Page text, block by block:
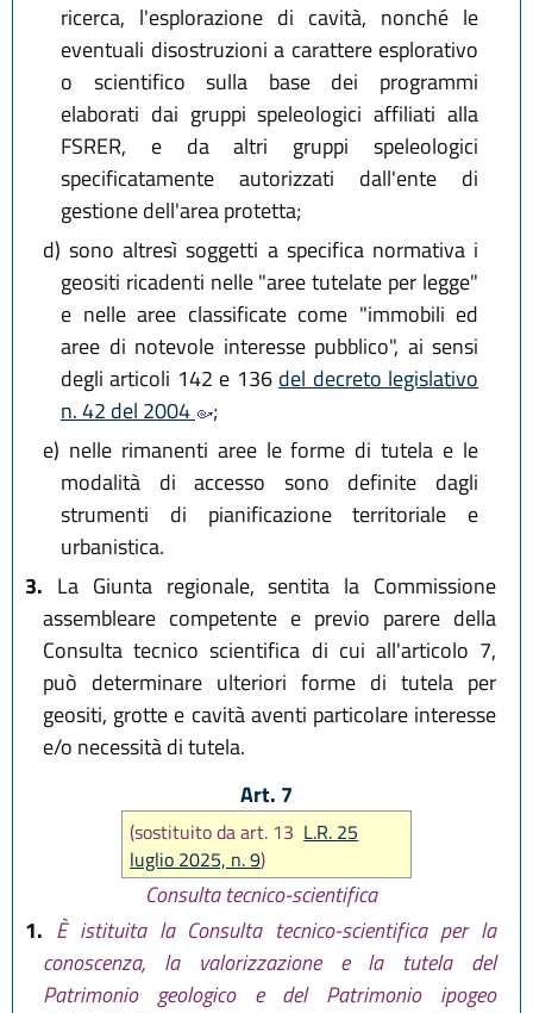
ricerca, l'esplorazione di cavità, nonché le
eventuali disostruzioni a carattere esplorativo
o scientifico sulla base dei programmi
elaborati dai gruppi speleologici affiliati alla
FSRER, e da altri gruppi speleologici
specificatamente autorizzati dall'ente di
gestione dell'area protetta;
d) sono altresì soggetti a specifica normativa i
geositi ricadenti nelle "aree tutelate per legge"
e nelle aree classificate come "immobili ed
aree di notevole interesse pubblico", ai sensi
degli articoli 142 e 136 del decreto legislativo
n. 42 del 2004
;
e) nelle rimanenti aree le forme di tutela e le
modalità di accesso sono definite dagli
strumenti di pianificazione territoriale e
urbanistica.
3. La Giunta regionale, sentita la Commissione
assembleare competente e previo parere della
Consulta tecnico scientifica di cui all'articolo 7,
può determinare ulteriori forme di tutela per
geositi, grotte e cavità aventi particolare interesse
e/o necessità di tutela.
Art. 7
(sostituito da art. 13 L.R. 25
luglio 2025, n. 9)
Consulta tecnico-scientifica
1. È istituita la Consulta tecnico-scientifica per la
conoscenza, la valorizzazione e la tutela del
Patrimonio geologico e del Patrimonio ipogeo